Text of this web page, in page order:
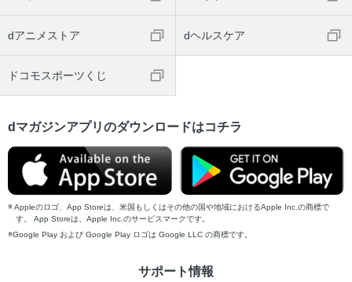
dアニメストア dヘルスケア
ドコモスポーツくじ
dマガジンアプリのダウンロードはコチラ
Appleのロゴ、App Storeは、米国もしくはその他の国や地域におけるApple Inc.の商標で
す。 App Storeは、Apple Inc.のサービスマークです。
Google Play および Google Play ロゴは Google LLC の商標です。
サポート情報